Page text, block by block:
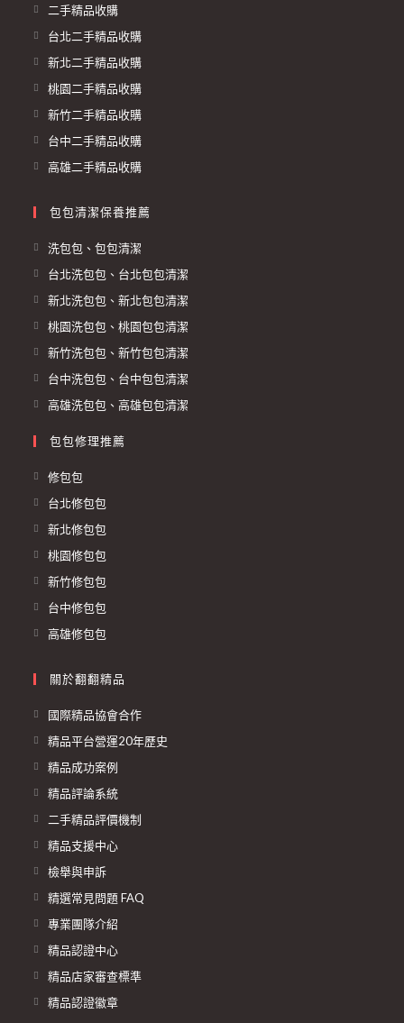
二手精品收購
台北二手精品收購
新北二手精品收購
桃園二手精品收購
新竹二手精品收購
台中二手精品收購
高雄二手精品收購
包包清潔保養推薦
洗包包、包包清潔
台北洗包包、台北包包清潔
新北洗包包、新北包包清潔
桃園洗包包、桃園包包清潔
新竹洗包包、新竹包包清潔
台中洗包包、台中包包清潔
高雄洗包包、高雄包包清潔
包包修理推薦
修包包
台北修包包
新北修包包
桃園修包包
新竹修包包
台中修包包
高雄修包包
關於翻翻精品
國際精品協會合作
精品平台營運20年歷史
精品成功案例
精品評論系統
二手精品評價機制
精品支援中心
檢舉與申訴
精選常見問題 FAQ
專業團隊介紹
精品認證中心
精品店家審查標準
精品認證徽章